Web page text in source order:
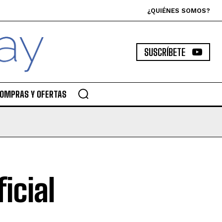
¿QUIÉNES SOMOS?
SUSCRÍBETE
Y OFERTAS